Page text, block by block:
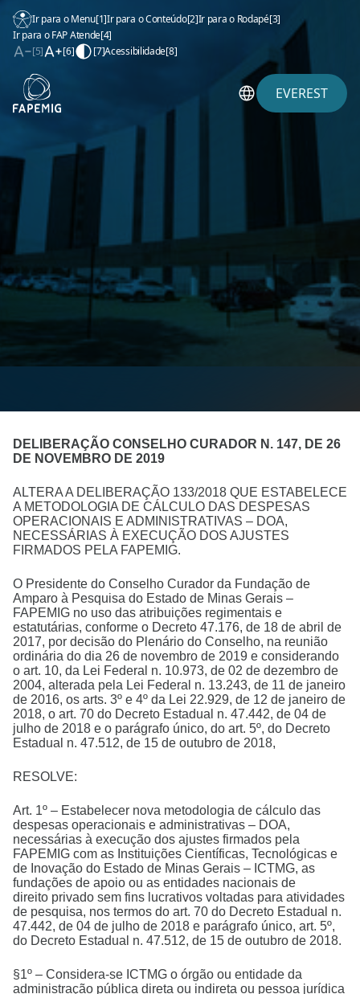
Ir para o Menu[1]Ir para o Conteúdo[2]Ir para o Rodapé[3]
Ir para o FAP Atende[4]
[5]
[6] [7]Acessibilidade[8]
EVEREST
DELIBERAÇÃO CONSELHO CURADOR N. 147, DE 26
DE NOVEMBRO DE 2019
ALTERA A DELIBERAÇÃO 133/2018 QUE ESTABELECE
A METODOLOGIA DE CÁLCULO DAS DESPESAS
OPERACIONAIS E ADMINISTRATIVAS – DOA,
NECESSÁRIAS À EXECUÇÃO DOS AJUSTES
FIRMADOS PELA FAPEMIG.
O Presidente do Conselho Curador da Fundação de
Amparo à Pesquisa do Estado de Minas Gerais –
FAPEMIG no uso das atribuições regimentais e
estatutárias, conforme o Decreto 47.176, de 18 de abril de
2017, por decisão do Plenário do Conselho, na reunião
ordinária do dia 26 de novembro de 2019 e considerando
o art. 10, da Lei Federal n. 10.973, de 02 de dezembro de
2004, alterada pela Lei Federal n. 13.243, de 11 de janeiro
de 2016, os arts. 3º e 4º da Lei 22.929, de 12 de janeiro de
2018, o art. 70 do Decreto Estadual n. 47.442, de 04 de
julho de 2018 e o parágrafo único, do art. 5º, do Decreto
Estadual n. 47.512, de 15 de outubro de 2018,
RESOLVE:
Art. 1º – Estabelecer nova metodologia de cálculo das
despesas operacionais e administrativas – DOA,
necessárias à execução dos ajustes firmados pela
FAPEMIG com as Instituições Científicas, Tecnológicas e
de Inovação do Estado de Minas Gerais – ICTMG, as
fundações de apoio ou as entidades nacionais de
direito privado sem fins lucrativos voltadas para atividades
de pesquisa, nos termos do art. 70 do Decreto Estadual n.
47.442, de 04 de julho de 2018 e parágrafo único, art. 5º,
do Decreto Estadual n. 47.512, de 15 de outubro de 2018.
§1º – Considera-se ICTMG o órgão ou entidade da
administração pública direta ou indireta ou pessoa jurídica